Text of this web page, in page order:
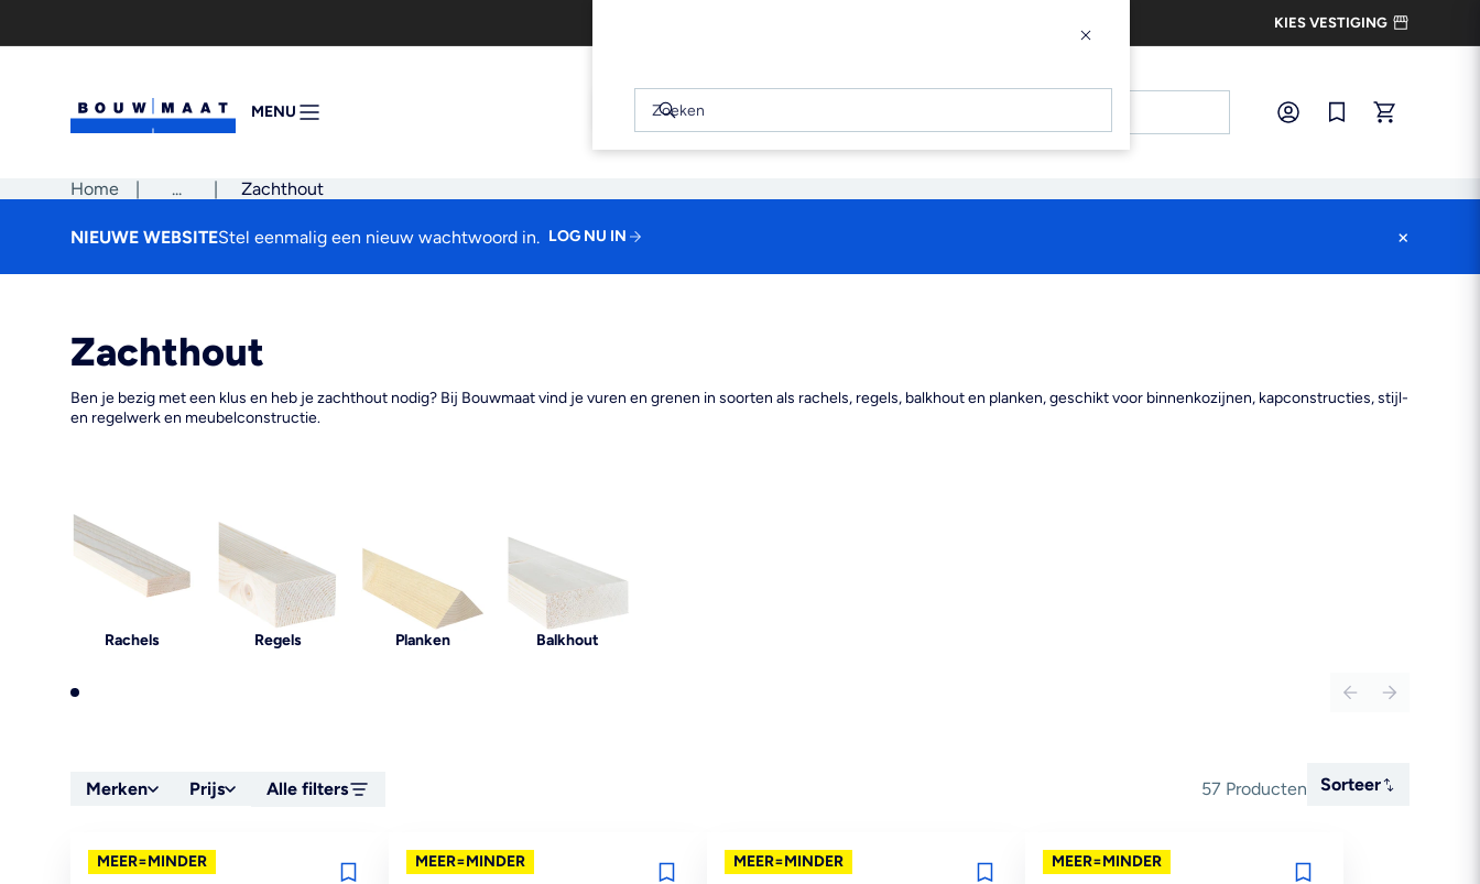
KIES VESTIGING
MENU
MENU Inloggen Snel bestellen
Home | ...
Pad
| Zachthout
NIEUWE WEBSITEStel eenmalig een nieuw wachtwoord in. LOG NU IN ×
Zachthout
Ben je bezig met een klus en heb je zachthout nodig? Bij Bouwmaat vind je vuren en grenen in soorten als rachels, regels, balkhout en planken, geschikt voor binnenkozijnen, kapconstructies, stijl-
en regelwerk en meubelconstructie.
Rachels Regels Planken Balkhout
Merken Prijs Alle filters 57 Producten
Sorteer
Sorteer
MEER=MINDER MEER=MINDER MEER=MINDER MEER=MINDER
×
Je winkelwagen is leeg
×
Zoeken